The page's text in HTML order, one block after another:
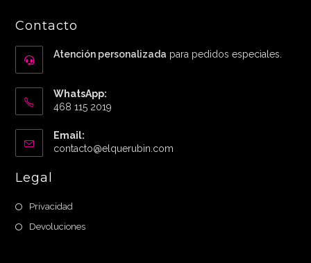
Contacto
Atención personalizada para pedidos especiales.
WhatsApp:
468 115 2019
Email:
contacto@elquerubin.com
Legal
Privacidad
Devoluciones